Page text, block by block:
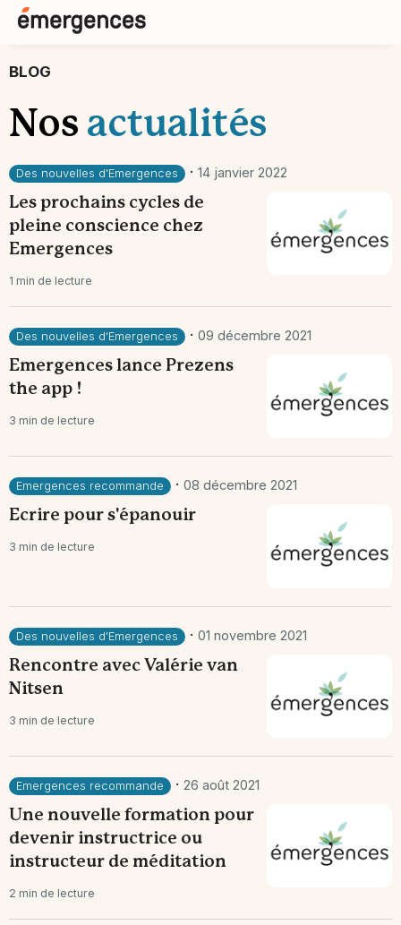
BLOG
Nos actualités
Des nouvelles d'Emergences · 14 janvier 2022
Les prochains cycles de
pleine conscience chez
Emergences
1 min de lecture
Des nouvelles d'Emergences · 09 décembre 2021
Emergences lance Prezens
the app !
3 min de lecture
Emergences recommande · 08 décembre 2021
Ecrire pour s'épanouir
3 min de lecture
Des nouvelles d'Emergences · 01 novembre 2021
Rencontre avec Valérie van
Nitsen
3 min de lecture
Emergences recommande · 26 août 2021
Une nouvelle formation pour
devenir instructrice ou
instructeur de méditation
2 min de lecture